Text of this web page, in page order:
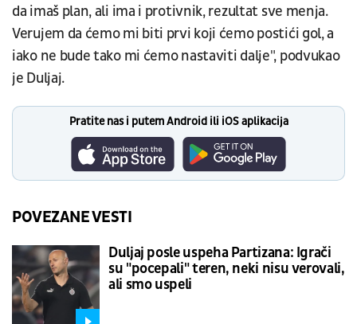
da imaš plan, ali ima i protivnik, rezultat sve menja.
Verujem da ćemo mi biti prvi koji ćemo postići gol, a
iako ne bude tako mi ćemo nastaviti dalje", podvukao
je Duljaj.
Pratite nas i putem Android ili iOS aplikacija
POVEZANE VESTI
Duljaj posle uspeha Partizana: Igrači
su "pocepali" teren, neki nisu verovali,
ali smo uspeli